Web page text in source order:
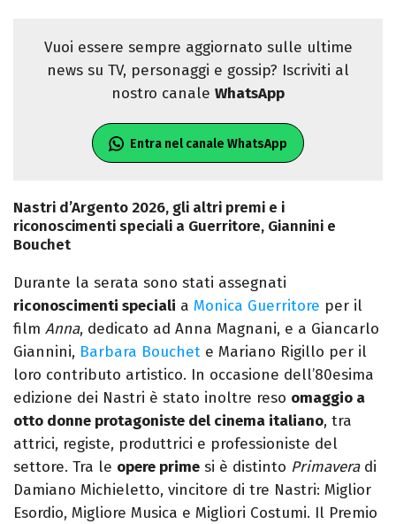
Vuoi essere sempre aggiornato sulle ultime
news su TV, personaggi e gossip? Iscriviti al
nostro canale WhatsApp
Entra nel canale WhatsApp
Nastri d’Argento 2026, gli altri premi e i
riconoscimenti speciali a Guerritore, Giannini e
Bouchet
Durante la serata sono stati assegnati
riconoscimenti speciali a Monica Guerritore per il
film Anna, dedicato ad Anna Magnani, e a Giancarlo
Giannini, Barbara Bouchet e Mariano Rigillo per il
loro contributo artistico. In occasione dell’80esima
edizione dei Nastri è stato inoltre reso omaggio a
otto donne protagoniste del cinema italiano, tra
attrici, registe, produttrici e professioniste del
settore. Tra le opere prime si è distinto Primaveradi
Damiano Michieletto, vincitore di tre Nastri: Miglior
Esordio, Migliore Musica e Migliori Costumi. Il Premio